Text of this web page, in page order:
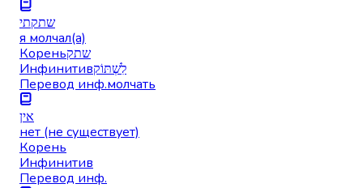
שתקתי
я молчал(а)
Кореньשתק
Инфинитивלִשְׁתּוֹק
Перевод инф.молчать
אין
нет (не существует)
Корень
Инфинитив
Перевод инф.